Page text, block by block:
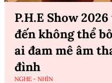
P.H.E Show
đến không thể
ai đam mê âm
đình
NGHE - NHÌN